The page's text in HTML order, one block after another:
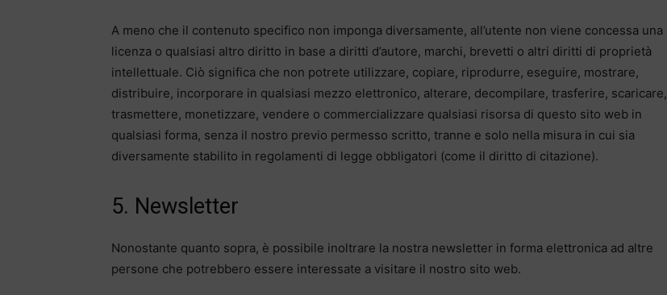
A meno che il contenuto specifico non imponga diversamente, all’utente non viene concessa una
licenza o qualsiasi altro diritto in base a diritti d’autore, marchi, brevetti o altri diritti di proprietà
intellettuale. Ciò significa che non potrete utilizzare, copiare, riprodurre, eseguire, mostrare,
distribuire, incorporare in qualsiasi mezzo elettronico, alterare, decompilare, trasferire, scaricare,
trasmettere, monetizzare, vendere o commercializzare qualsiasi risorsa di questo sito web in
qualsiasi forma, senza il nostro previo permesso scritto, tranne e solo nella misura in cui sia
diversamente stabilito in regolamenti di legge obbligatori (come il diritto di citazione).
5. Newsletter
Nonostante quanto sopra, è possibile inoltrare la nostra newsletter in forma elettronica ad altre
persone che potrebbero essere interessate a visitare il nostro sito web.